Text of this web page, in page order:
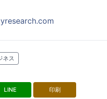
ネス
LINE 印刷